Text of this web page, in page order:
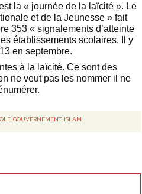
la « journée de la laïcité ». Le
et de la Jeunesse » fait
353 « signalements d’atteinte
établissements scolaires. Il y
en septembre.
à la laïcité. Ce sont des
ne veut pas les nommer il ne
, GOUVERNEMENT, ISLAM